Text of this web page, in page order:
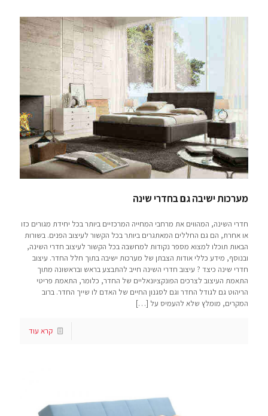
מערכות ישיבה גם בחדרי שינה
חדרי השינה, המהווים את מרחבי המחייה המרכזיים ביותר בכל יחידת מגורים כזו
או אחרת, הם גם החללים המאתגרים ביותר בכל הקשור לעיצוב הפנים. בשורות
הבאות תוכלו למצוא מספר נקודות למחשבה בכל הקשור לעיצוב חדרי השינה,
ובנוסף, מידע כללי אודות הצבתן של מערכות ישיבה בתוך חלל החדר. עיצוב
חדרי שינה כיצד ? עיצוב חדרי השינה חייב להתבצע בראש ובראשונה מתוך
התאמת העיצוב לצרכים הפונקציונאליים של החדר, כלומר, התאמת פריטי
הריהוט גם לגודל החדר וגם לסגנון החיים של האדם לו שייך החדר. ברוב
המקרים, מומלץ שלא להעמיס על […]
קרא עוד